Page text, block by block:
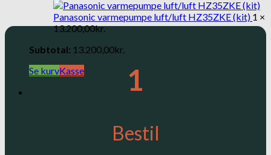
Panasonic varmepumpe luft/luft HZ35ZKE (kit) 1 ×
13.200,00kr.
Subtotal: 13.200,00kr.
Se kurvKasse 1
Bestil